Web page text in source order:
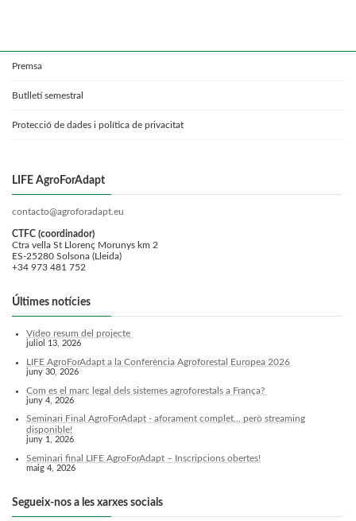
Premsa
Butlletí semestral
Protecció de dades i política de privacitat
LIFE AgroForAdapt
contacto@agroforadapt.eu
CTFC (coordinador)
Ctra vella St Llorenç Morunys km 2
ES-25280 Solsona (Lleida)
+34 973 481 752
Últimes notícies
Vídeo resum del projecte
juliol 13, 2026
LIFE AgroForAdapt a la Conferència Agroforestal Europea 2026
juny 30, 2026
Com es el marc legal dels sistemes agroforestals a França?
juny 4, 2026
Seminari Final AgroForAdapt - aforament complet... però streaming
disponible!
juny 1, 2026
Seminari final LIFE AgroForAdapt – Inscripcions obertes!
maig 4, 2026
Segueix-nos a les xarxes socials